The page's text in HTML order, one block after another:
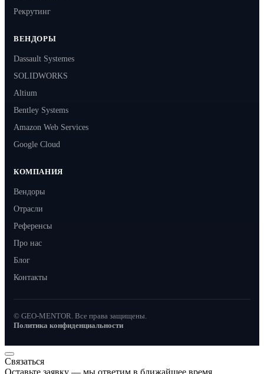
Рекрутинг
ВЕНДОРЫ
Dassault Systemes
SOLIDWORKS
Altium
Bentley Systems
Amazon Web Services
Google Cloud
КОМПАНИЯ
Вендоры
Отрасли
Референсы
Про нас
Блог
Контакты
© GEO-MENTOR. Все права защищены.
Политика конфиденциальности
Связаться